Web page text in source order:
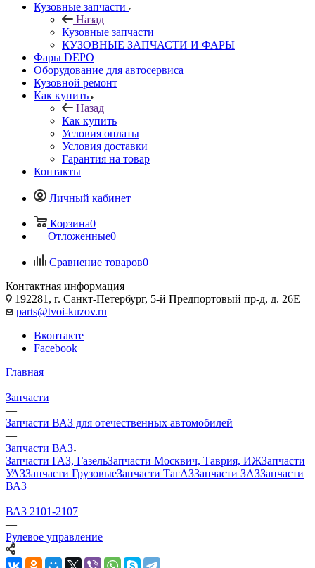
Кузовные запчасти
Назад
Кузовные запчасти
КУЗОВНЫЕ ЗАПЧАСТИ И ФАРЫ
Фары DEPO
Оборудование для автосервиса
Кузовной ремонт
Как купить
Назад
Как купить
Условия оплаты
Условия доставки
Гарантия на товар
Контакты
Личный кабинет
Корзина0
Отложенные0
Сравнение товаров0
Контактная информация
192281, г. Санкт-Петербург, 5-й Предпортовый пр-д, д. 26Е
parts@tvoi-kuzov.ru
Вконтакте
Facebook
Главная
—
Запчасти
—
Запчасти ВАЗ для отечественных автомобилей
—
Запчасти ВАЗ
Запчасти ГАЗ, ГазельЗапчасти Москвич, Таврия, ИЖЗапчасти
УАЗЗапчасти ГрузовыеЗапчасти ТагАЗЗапчасти ЗАЗЗапчасти
ВАЗ
—
ВАЗ 2101-2107
—
Рулевое управление